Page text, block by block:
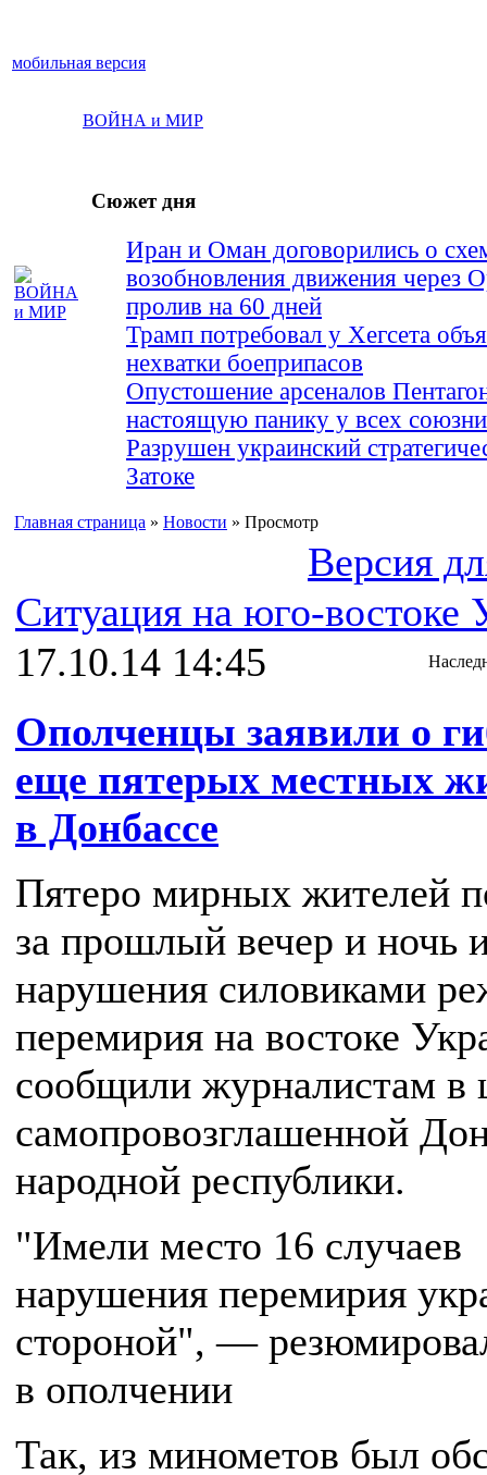
мобильная версия
ВОЙНА и МИР
Сюжет дня
Иран и Оман договорились о
возобновления движения через
пролив на 60 дней
Трамп потребовал у Хегсета
нехватки боеприпасов
Опустошение арсеналов
настоящую панику у всех
Разрушен украинский
Затоке
Главная страница » Новости » Просмотр
Версия
Ситуация на юго-востоке
17.10.14 14:45
Ополченцы заявили о
еще пятерых местных
в Донбассе
Пятеро мирных жителей
за прошлый вечер и ночь
нарушения силовиками
перемирия на востоке
сообщили журналистам в
самопровозглашенной
народной республики.
"Имели место 16 случаев
нарушения перемирия
стороной", —
в ополчении
Так, из минометов был